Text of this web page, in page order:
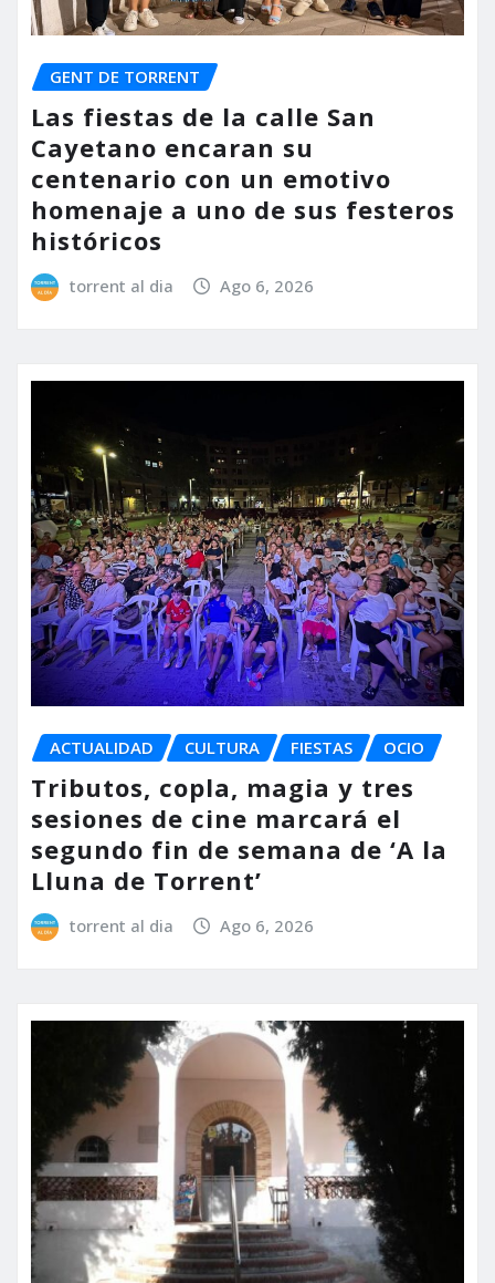
GENT DE TORRENT
Las fiestas de la calle San
Cayetano encaran su
centenario con un emotivo
homenaje a uno de sus festeros
históricos
torrent al dia Ago 6, 2026
ACTUALIDAD CULTURA FIESTAS OCIO
Tributos, copla, magia y tres
sesiones de cine marcará el
segundo fin de semana de ‘A la
Lluna de Torrent’
torrent al dia Ago 6, 2026